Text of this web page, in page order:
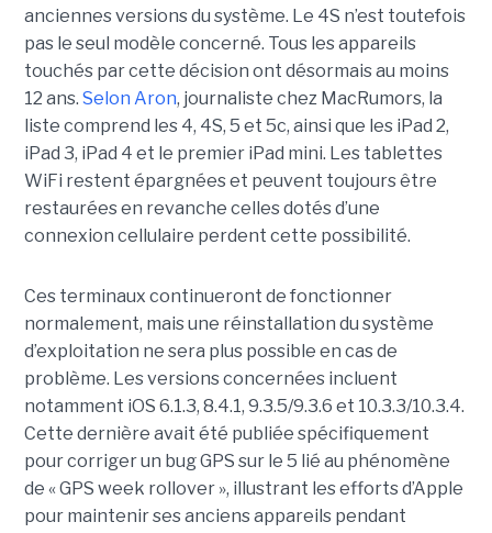
anciennes versions du système. Le 4S n’est toutefois
pas le seul modèle concerné. Tous les appareils
touchés par cette décision ont désormais au moins
12 ans. Selon Aron, journaliste chez MacRumors, la
liste comprend les 4, 4S, 5 et 5c, ainsi que les iPad 2,
iPad 3, iPad 4 et le premier iPad mini. Les tablettes
WiFi restent épargnées et peuvent toujours être
restaurées en revanche celles dotés d’une
connexion cellulaire perdent cette possibilité.
Ces terminaux continueront de fonctionner
normalement, mais une réinstallation du système
d’exploitation ne sera plus possible en cas de
problème. Les versions concernées incluent
notamment iOS 6.1.3, 8.4.1, 9.3.5/9.3.6 et 10.3.3/10.3.4.
Cette dernière avait été publiée spécifiquement
pour corriger un bug GPS sur le 5 lié au phénomène
de « GPS week rollover », illustrant les efforts d’Apple
pour maintenir ses anciens appareils pendant